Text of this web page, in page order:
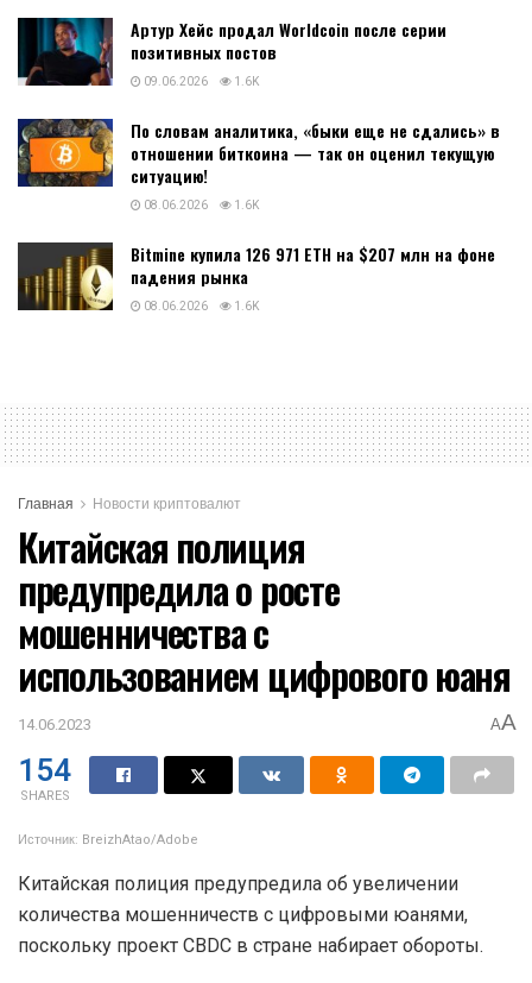
Артур Хейс продал Worldcoin после серии
позитивных постов
09.06.2026 1.6K
По словам аналитика, «быки еще не сдались» в
отношении биткоина — так он оценил текущую
ситуацию!
08.06.2026 1.6K
Bitmine купила 126 971 ETH на $207 млн на фоне
падения рынка
08.06.2026 1.6K
Главная Новости криптовалют
Китайская полиция
предупредила о росте
мошенничества с
использованием цифрового юаня
14.06.2023 AA
154
SHARES
Источник: BreizhAtao/Adobe
Китайская полиция предупредила об увеличении
количества мошенничеств с цифровыми юанями,
поскольку проект CBDC в стране набирает обороты.